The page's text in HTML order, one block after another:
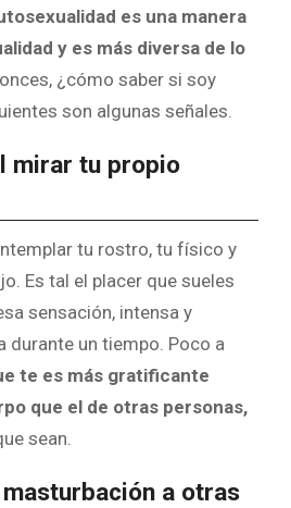
es una manera
y es más diversa de lo
¿cómo saber si soy
son algunas señales.
mirar tu propio
tu rostro, tu físico y
Es tal el placer que sueles
sensación, intensa y
durante un tiempo. Poco a
te es más gratificante
que el de otras personas,
sean.
a otras